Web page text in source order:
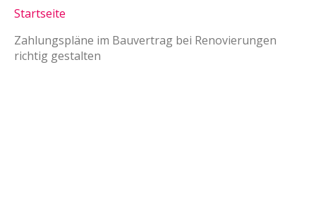
Startseite
Zahlungspläne im Bauvertrag bei Renovierungen
richtig gestalten